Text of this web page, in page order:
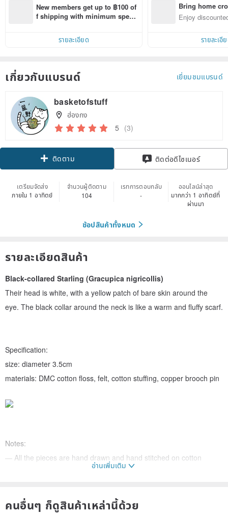
New members get up to ฿100 of
f shipping with minimum spen
within 7 days!
รายละเอียด
Bring home
n with ease
Enjoy
รายละเอี
เกี่ยวกับแบรนด์ เยี่ยมชมแบรนด์
basketofstuff
ฮ่องกง
5 (3)
ติดตาม ติดต่อดีไซเนอร์
เตรียมจัดส่ง
ภายใน 1 อาทิตย์
จำนวนผู้ติดตาม
104
เรทการตอบกลับ
-
ออนไลน์ล่าสุด
มากกว่า 1 อาทิตย์ที่
ผ่านมา
ช้อปสินค้าทั้งหมด
รายละเอียดสินค้า
Black-collared Starling (Gracupica nigricollis)
Their head is white, with a yellow patch of bare skin around the
eye. The black collar around the neck is like a warm and fluffy scarf.
Specification:
size: diameter 3.5cm
materials: DMC cotton floss, felt, cotton stuffing, copper brooch pin
Notes:
— All the pieces are hand drawn and hand stitched on cotton
colorfast and fade resistant.
อ่านเพิ่มเติม
คนอื่นๆ ก็ดูสินค้าเหล่านี้ด้วย